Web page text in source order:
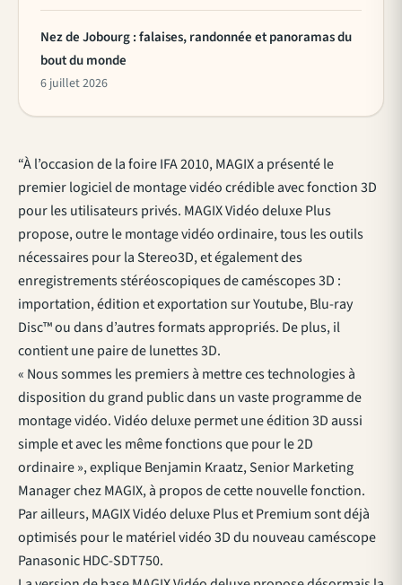
“À l’occasion de la foire IFA 2010, MAGIX a présenté le
premier logiciel de montage vidéo crédible avec fonction 3D
pour les utilisateurs privés. MAGIX Vidéo deluxe Plus
propose, outre le montage vidéo ordinaire, tous les outils
nécessaires pour la Stereo3D, et également des
enregistrements stéréoscopiques de caméscopes 3D :
importation, édition et exportation sur Youtube, Blu-ray
Disc™ ou dans d’autres formats appropriés. De plus, il
contient une paire de lunettes 3D.
« Nous sommes les premiers à mettre ces technologies à
disposition du grand public dans un vaste programme de
montage vidéo. Vidéo deluxe permet une édition 3D aussi
simple et avec les même fonctions que pour le 2D
ordinaire », explique Benjamin Kraatz, Senior Marketing
Manager chez MAGIX, à propos de cette nouvelle fonction.
Par ailleurs, MAGIX Vidéo deluxe Plus et Premium sont déjà
optimisés pour le matériel vidéo 3D du nouveau caméscope
Panasonic HDC-SDT750.
Nez de Jobourg : falaises, randonnée et panoramas du
bout du monde
6 juillet 2026